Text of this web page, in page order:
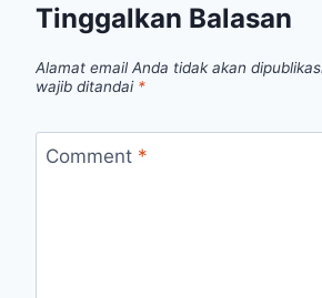
Tinggalkan Balasan
Alamat email Anda tidak akan
wajib ditandai *
Comment *